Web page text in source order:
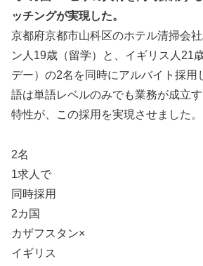
ッチングが実現した。
京都府京都市山科区のホテル清掃会
ン人19歳（留学）と、イギリス人21
デー）の2名を同時にアルバイト採用
語は単語レベルのみでも業務が成立
特性が、この採用を実現させました。
2名
1求人で
同時採用
2カ国
カザフスタン×
イギリス